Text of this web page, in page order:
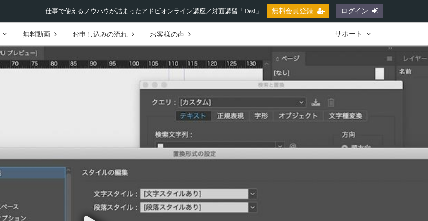
仕事で使えるノウハウが詰まったアドビオンライン講座／対面講習「Desi」 無料会員登録 ログイン
無料動画 お申し込みの流れ お客様の声 サポート